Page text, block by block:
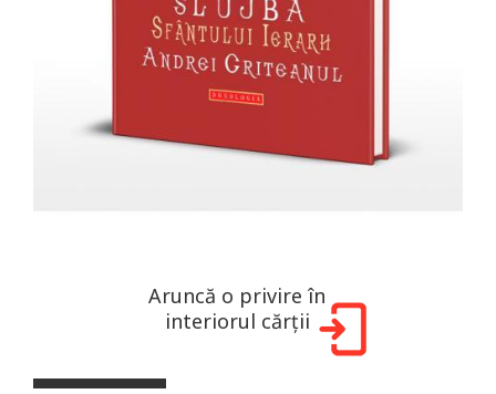
Aruncă o privire în
interiorul cărții